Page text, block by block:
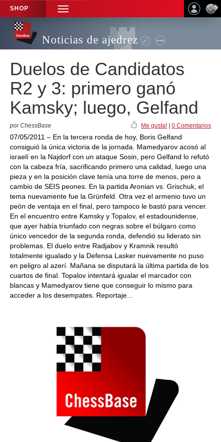
SHOP
TOGGLE
NAVIGATION
Noticias de ajedrez
Duelos de Candidatos
R2 y 3: primero ganó
Kamsky; luego, Gelfand
por ChessBase Me gusta! 0 Comentarios
07/05/2011 – En la tercera ronda de hoy, Boris Gelfand
consiguió la única victoria de la jornada. Mamedyarov acosó al
israelí en la Najdorf con un ataque Sosin, pero Gelfand lo refutó
con la cabeza fría, sacrificando primero una calidad, luego una
pieza y en la posición clave tenía una torre de menos, pero a
cambio de SEIS peones. En la partida Aronian vs. Grischuk, el
tema nuevamente fue la Grünfeld. Otra vez el armenio tuvo un
peón de ventaja en el final, pero tampoco le bastó para vencer.
En el encuentro entre Kamsky y Topalov, el estadounidense,
que ayer había triunfado con negras sobre el búlgaro como
único vencedor de la segunda ronda, defendió su liderato sin
problemas. El duelo entre Radjabov y Kramnik resultó
totalmente igualado y la Defensa Lasker nuevamente no puso
en peligro al azerí. Mañana se disputará la última partida de los
cuartos de final. Topalov intentará igualar el marcador con
blancas y Mamedyarov tiene que conseguir lo mismo para
acceder a los desempates. Reportaje...